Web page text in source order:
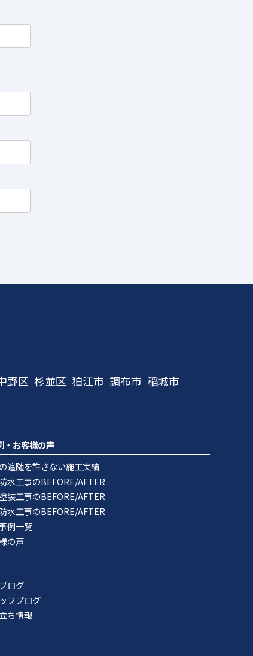
野区 杉並区 狛江市 調布市 稲城市
・お客様の声
追随を許さない施工実績
水工事のBEFORE/AFTER
装工事のBEFORE/AFTER
水工事のBEFORE/AFTER
例一覧
の声
ログ
フブログ
ち情報